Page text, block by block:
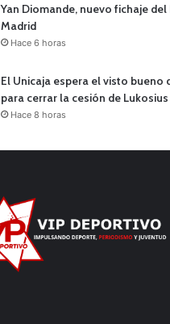
Yan Diomande, nuevo fichaje del
Madrid
Hace 6 horas
El Unicaja espera el visto bueno
para cerrar la cesión de Lukosius
Hace 8 horas